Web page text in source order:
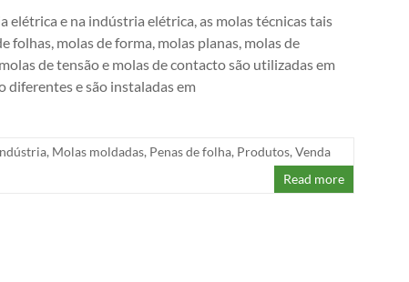
elétrica e na indústria elétrica, as molas técnicas tais
folhas, molas de forma, molas planas, molas de
de tensão e molas de contacto são utilizadas em
diferentes e são instaladas em
, Molas moldadas, Penas de folha, Produtos, Venda
Read more